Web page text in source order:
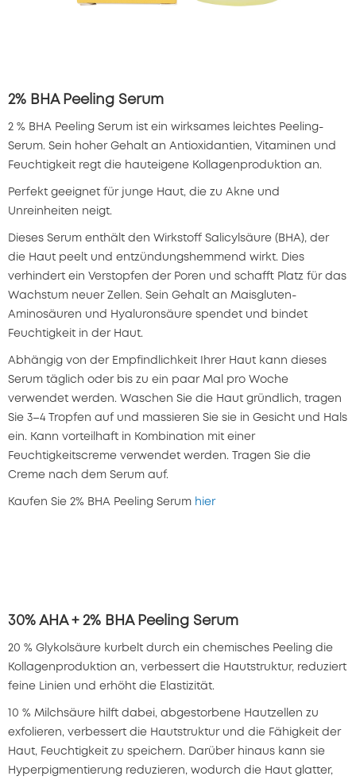
2% BHA Peeling Serum
2 % BHA Peeling Serum ist ein wirksames leichtes Peeling-
Serum. Sein hoher Gehalt an Antioxidantien, Vitaminen und
Feuchtigkeit regt die hauteigene Kollagenproduktion an.
Perfekt geeignet für junge Haut, die zu Akne und
Unreinheiten neigt.
Dieses Serum enthält den Wirkstoff Salicylsäure (BHA), der
die Haut peelt und entzündungshemmend wirkt. Dies
verhindert ein Verstopfen der Poren und schafft Platz für das
Wachstum neuer Zellen. Sein Gehalt an Maisgluten-
Aminosäuren und Hyaluronsäure spendet und bindet
Feuchtigkeit in der Haut.
Abhängig von der Empfindlichkeit Ihrer Haut kann dieses
Serum täglich oder bis zu ein paar Mal pro Woche
verwendet werden. Waschen Sie die Haut gründlich, tragen
Sie 3–4 Tropfen auf und massieren Sie sie in Gesicht und Hals
ein. Kann vorteilhaft in Kombination mit einer
Feuchtigkeitscreme verwendet werden. Tragen Sie die
Creme nach dem Serum auf.
Kaufen Sie 2% BHA Peeling Serum hier
30% AHA + 2% BHA Peeling Serum
20 % Glykolsäure kurbelt durch ein chemisches Peeling die
Kollagenproduktion an, verbessert die Hautstruktur, reduziert
feine Linien und erhöht die Elastizität.
10 % Milchsäure hilft dabei, abgestorbene Hautzellen zu
exfolieren, verbessert die Hautstruktur und die Fähigkeit der
Haut, Feuchtigkeit zu speichern. Darüber hinaus kann sie
Hyperpigmentierung reduzieren, wodurch die Haut glatter,